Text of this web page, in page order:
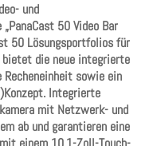
und
50 Video Bar
50 Lösungsportfolios für
die neue integrierte
Recheneinheit sowie ein
Integrierte
mit Netzwerk- und
ab und garantieren eine